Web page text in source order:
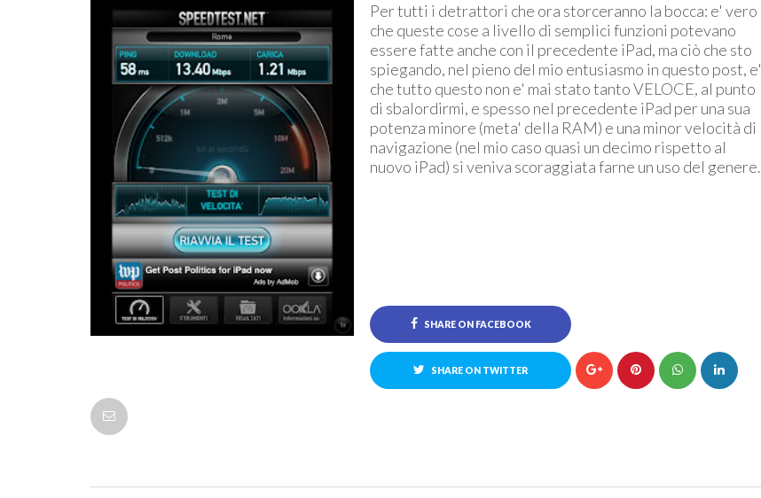
Per tutti i detrattori che ora storceranno la bocca: e' vero
che queste cose a livello di semplici funzioni potevano
essere fatte anche con il precedente iPad, ma ciò che sto
spiegando, nel pieno del mio entusiasmo in questo post, e'
che tutto questo non e' mai stato tanto VELOCE, al punto
di sbalordirmi, e spesso nel precedente iPad per una sua
potenza minore (meta' della RAM) e una minor velocità di
navigazione (nel mio caso quasi un decimo rispetto al
nuovo iPad) si veniva scoraggiata farne un uso del genere.
SHARE ON FACEBOOK
SHARE ON TWITTER